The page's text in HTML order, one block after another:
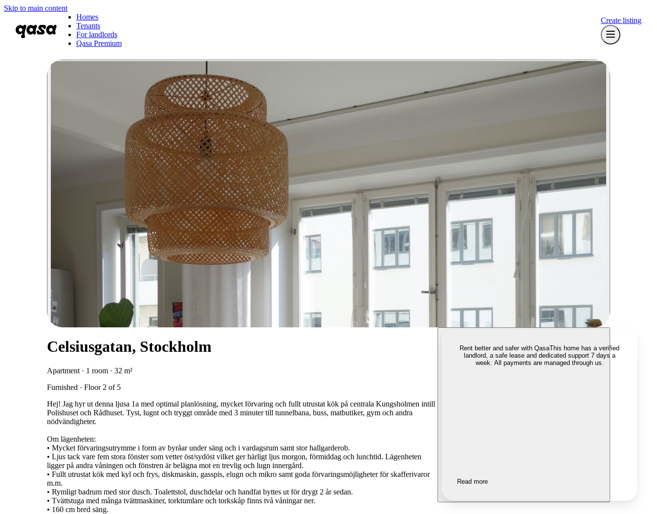
Skip to main content
Homes
Tenants
For landlords
Qasa Premium
Create listing
Celsiusgatan, Stockholm
Apartment · 1 room · 32 m²
Furnished · Floor 2 of 5
Hej! Jag hyr ut denna ljusa 1a med optimal planlösning, mycket förvaring och fullt utrustat kök på centrala Kungsholmen intill
Polishuset och Rådhuset. Tyst, lugnt och tryggt område med 3 minuter till tunnelbana, buss, matbutiker, gym och andra
nödvändigheter.
Om lägenheten:
• Mycket förvaringsutrymme i form av byråar under säng och i vardagsrum samt stor hallgarderob.
• Ljus tack vare fem stora fönster som vetter öst/sydöst vilket ger härligt ljus morgon, förmiddag och lunchtid. Lägenheten
ligger på andra våningen och fönstren är belägna mot en trevlig och lugn innergård.
• Fullt utrustat kök med kyl och frys, diskmaskin, gasspis, elugn och mikro samt goda förvaringsmöjligheter för skafferivaror
m.m.
• Rymligt badrum med stor dusch. Toalettstol, duschdelar och handfat byttes ut för drygt 2 år sedan.
• Tvättstuga med många tvättmaskiner, torktumlare och torkskåp finns två våningar ner.
• 160 cm bred säng.
Rent better and safer with QasaThis home has a verified
landlord, a safe lease and dedicated support 7 days a
week. All payments are managed through us.
Read more